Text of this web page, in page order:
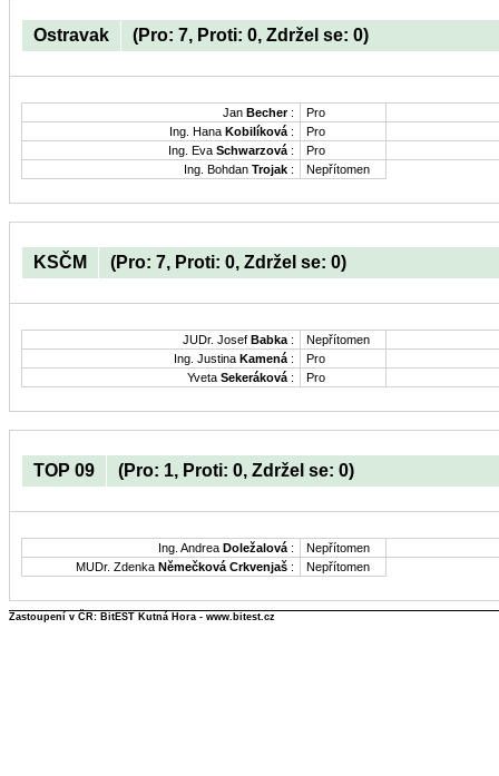
Ostravak (Pro: 7, Proti: 0, Zdržel se: 0)
Jan Becher:
Pro
Ing. Hana Kobilíková :
Pro
Ing. Eva Schwarzová :
Pro
Ing. Bohdan Trojak : Nepřítomen
KSČM (Pro: 7, Proti: 0, Zdržel se: 0)
JUDr. Josef Babka :
Nepřítomen
Ing. Justina Kamená :
Pro
Yveta Sekeráková : Pro
TOP 09 (Pro: 1, Proti: 0, Zdržel se: 0)
Ing. Andrea Doležalová :
Nepřítomen
MUDr. Zdenka Němečková Crkvenjaš : Nepřítomen
Zastoupení v ČR: BitEST Kutná Hora - www.bitest.cz